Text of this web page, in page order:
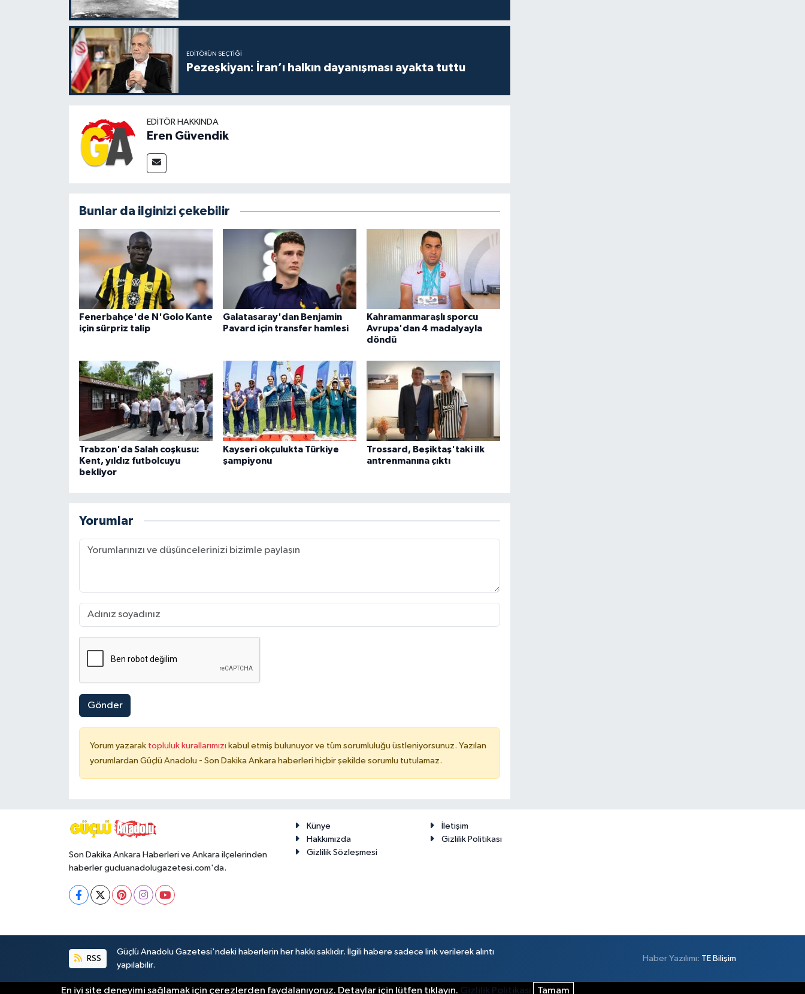
EDITÖRÜN SEÇTIĞI
Pezeşkiyan: İran’ı halkın dayanışması ayakta tuttu
EDITÖR HAKKINDA
Eren Güvendik
Bunlar da ilginizi çekebilir
Fenerbahçe'de N'Golo Kante
için sürpriz talip
Galatasaray'dan Benjamin
Pavard için transfer hamlesi
Kahramanmaraşlı sporcu
Avrupa'dan 4 madalyayla
döndü
Trabzon'da Salah coşkusu:
Kent, yıldız futbolcuyu
bekliyor
Kayseri okçulukta Türkiye
şampiyonu
Trossard, Beşiktaş'taki ilk
antrenmanına çıktı
Yorumlar
Gönder
Yorum yazarak topluluk kurallarımızı kabul etmiş bulunuyor ve tüm sorumluluğu üstleniyorsunuz. Yazılan
yorumlardan Güçlü Anadolu - Son Dakika Ankara haberleri hiçbir şekilde sorumlu tutulamaz.
Son Dakika Ankara Haberleri ve Ankara ilçelerinden
haberler gucluanadolugazetesi.com'da.
Künye
İletişim
Hakkımızda
Gizlilik Politikası
Gizlilik Sözleşmesi
RSS
Güçlü Anadolu Gazetesi'ndeki haberlerin her hakkı saklıdır. İlgili habere sadece link verilerek alıntı
yapılabilir.
Haber Yazılımı: TE Bilişim
En iyi site deneyimi sağlamak için çerezlerden faydalanıyoruz. Detaylar için lütfen tıklayın. Gizlilik Politikası Tamam